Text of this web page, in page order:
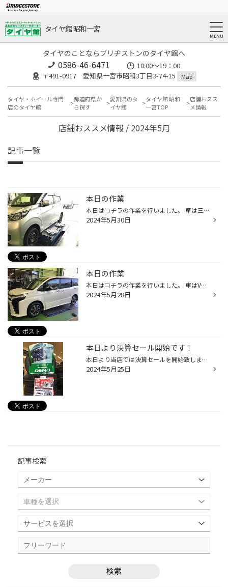
タイヤ館 昭和一宮
タイヤのことならブリヂストンのタイヤ館へ
0586-46-6471
10:00～19：00
〒491-0917 愛知県一宮市昭和3丁目3-74-15
Map
タイヤ・ホイール専門
店のタイヤ館
都道府県か
ら探す
愛知県のタ
イヤ館
タイヤ館 昭和
一宮TOP
店舗おスス
メ情報
店舗おススメ情報 / 2024年5月
記事一覧
本日の作業
本日はコチラの作業を行いました。 車は三菱eK ワゴン、装着タイヤはコチラです。 ブリヂストンの新ベーシックタイヤニューノです。 ブリヂストン製タイヤのエントリーグレードに相当する商品で前モデルに比べてライフ性能が向上しております。タイヤはお値段重視で購入したいがある程度品質の良い...
2024年5月30日
本日の作業
本日はコチラの作業を行いました。 車はVOXY、装着タイヤはコチラです。 ブリヂストン製ミニバン専門お値打ちタイヤルフト RVⅡです。 コチラの商品はタイヤ館のようなブリヂストンタイヤ専門店におけるプライベートブランドにあたる商品でカタログには記載されておりません。 その分コストパフォー...
2024年5月28日
本日より決算セール開始です！
本日より当店では決算セールを開始致します。 ブリヂストン製のスタンダードタイヤはもちろん、 プレミアムタイヤやオールシーズンも通常よりもお値打ちお求めいただける チャンスです！ また今回はしくじり市と題しまして昨年モデルのスタッドレスタイヤも特価にて販売しております！ 今年の冬まで...
2024年5月25日
記事検索